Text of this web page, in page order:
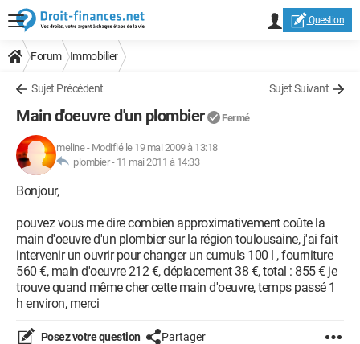
Question
Forum Immobilier
Sujet Précédent Sujet Suivant
Main d'oeuvre d'un plombier Fermé
meline- Modifié le 19 mai 2009 à 13:18
plombier - 11 mai 2011 à 14:33
Bonjour,
pouvez vous me dire combien approximativement coûte la
main d'oeuvre d'un plombier sur la région toulousaine, j'ai fait
intervenir un ouvrir pour changer un cumuls 100 l , fourniture
560 €, main d'oeuvre 212 €, déplacement 38 €, total : 855 € je
trouve quand même cher cette main d'oeuvre, temps passé 1
h environ, merci
Posez votre question Partager